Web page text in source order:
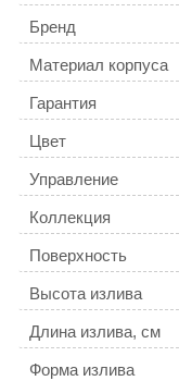
Бренд
Материал корпуса
Гарантия
Цвет
Управление
Коллекция
Поверхность
Высота излива
Длина излива, см
Форма излива